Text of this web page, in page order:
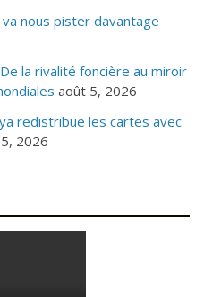
nous pister davantage
la rivalité foncière au miroir
août 5, 2026
redistribue les cartes avec
2026